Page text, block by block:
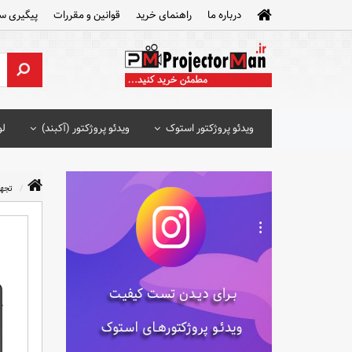
درباره ما راهنمای خرید قوانین و مقررات پیگیری
ویدئو پروژکتور استوک ویدئو پروژکتور (آکبند)